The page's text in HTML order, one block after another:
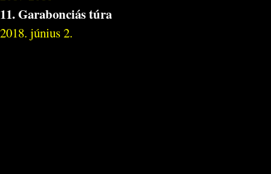
11. Garabonciás túra
2018. június 2.